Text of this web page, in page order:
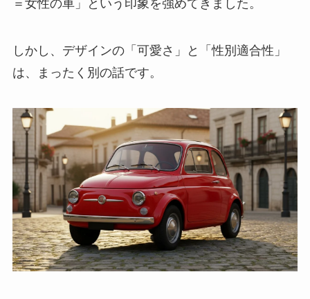
＝女性の車」という印象を強めてきました。
しかし、デザインの「可愛さ」と「性別適合性」
は、まったく別の話です。